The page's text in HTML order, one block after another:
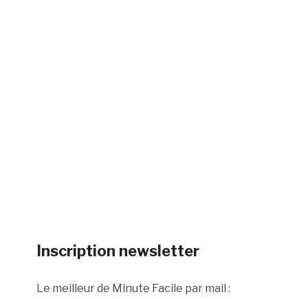
Inscription newsletter
Le meilleur de Minute Facile par mail :